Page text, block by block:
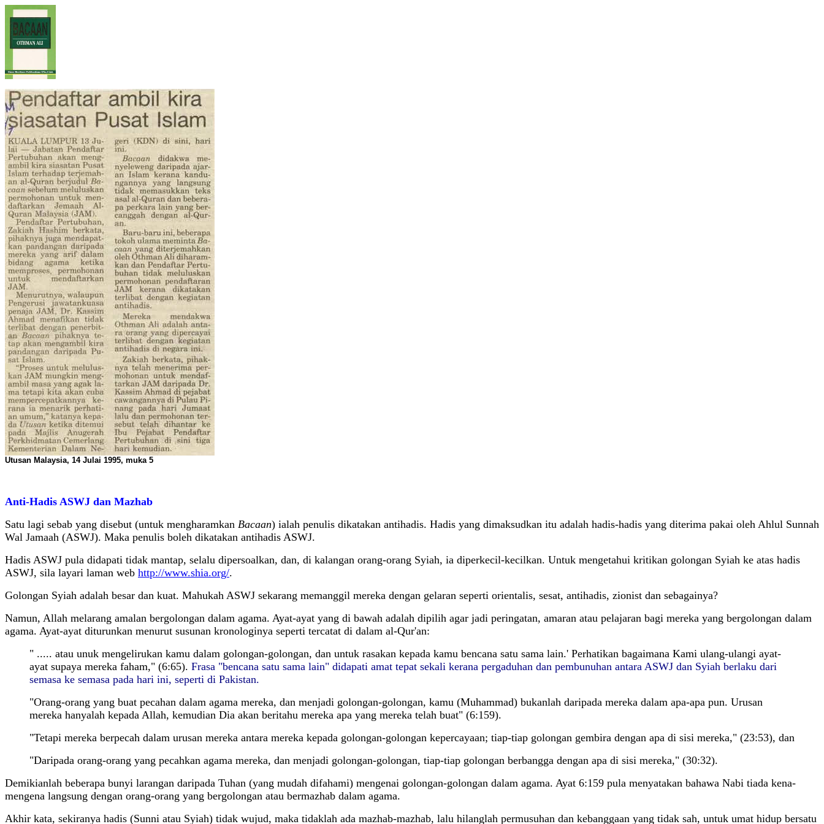
Utusan Malaysia, 14 Julai 1995, muka 5
Anti-Hadis ASWJ dan Mazhab
Satu lagi sebab yang disebut (untuk mengharamkan Bacaan) ialah penulis dikatakan antihadis. Hadis yang dimaksudkan itu adalah hadis-hadis yang diterima pakai oleh Ahlul Sunnah
Wal Jamaah (ASWJ). Maka penulis boleh dikatakan antihadis ASWJ.
Hadis ASWJ pula didapati tidak mantap, selalu dipersoalkan, dan, di kalangan orang-orang Syiah, ia diperkecil-kecilkan. Untuk mengetahui kritikan golongan Syiah ke atas hadis
ASWJ, sila layari laman web http://www.shia.org/.
Golongan Syiah adalah besar dan kuat. Mahukah ASWJ sekarang memanggil mereka dengan gelaran seperti orientalis, sesat, antihadis, zionist dan sebagainya?
Namun, Allah melarang amalan bergolongan dalam agama. Ayat-ayat yang di bawah adalah dipilih agar jadi peringatan, amaran atau pelajaran bagi mereka yang bergolongan dalam
agama. Ayat-ayat diturunkan menurut susunan kronologinya seperti tercatat di dalam al-Qur'an:
" ..... atau unuk mengelirukan kamu dalam golongan-golongan, dan untuk rasakan kepada kamu bencana satu sama lain.' Perhatikan bagaimana Kami ulang-ulangi ayat-
ayat supaya mereka faham," (6:65). Frasa "bencana satu sama lain" didapati amat tepat sekali kerana pergaduhan dan pembunuhan antara ASWJ dan Syiah berlaku dari
semasa ke semasa pada hari ini, seperti di Pakistan.
"Orang-orang yang buat pecahan dalam agama mereka, dan menjadi golongan-golongan, kamu (Muhammad) bukanlah daripada mereka dalam apa-apa pun. Urusan
mereka hanyalah kepada Allah, kemudian Dia akan beritahu mereka apa yang mereka telah buat" (6:159).
"Tetapi mereka berpecah dalam urusan mereka antara mereka kepada golongan-golongan kepercayaan; tiap-tiap golongan gembira dengan apa di sisi mereka," (23:53), dan
"Daripada orang-orang yang pecahkan agama mereka, dan menjadi golongan-golongan, tiap-tiap golongan berbangga dengan apa di sisi mereka," (30:32).
Demikianlah beberapa bunyi larangan daripada Tuhan (yang mudah difahami) mengenai golongan-golongan dalam agama. Ayat 6:159 pula menyatakan bahawa Nabi tiada kena-
mengena langsung dengan orang-orang yang bergolongan atau bermazhab dalam agama.
Akhir kata, sekiranya hadis (Sunni atau Syiah) tidak wujud, maka tidaklah ada mazhab-mazhab, lalu hilanglah permusuhan dan kebanggaan yang tidak sah, untuk umat hidup bersatu